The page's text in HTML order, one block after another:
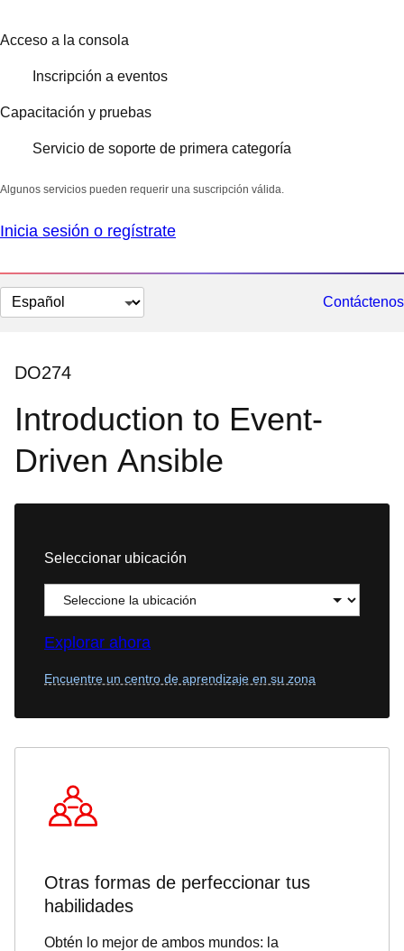
Acceso a la consola
Inscripción a eventos
Capacitación y pruebas
Servicio de soporte de primera categoría
Algunos servicios pueden requerir una suscripción válida.
Inicia sesión o regístrate
Cambiar
el
Contáctenos
DO274
Introduction to Event-
Driven Ansible
Seleccionar ubicación
Explorar ahora
Encuentre un centro de aprendizaje en su zona
Otras formas de perfeccionar tus
habilidades
Obtén lo mejor de ambos mundos: la